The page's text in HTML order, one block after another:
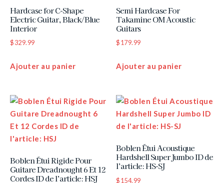
Hardcase for C-Shape
Electric Guitar, Black/Blue
Interior
$329.99
Ajouter au panier
Semi Hardcase For
Takamine OM Acoustic
Guitars
$179.99
Ajouter au panier
Boblen Étui Rigide Pour
Guitare Dreadnought 6 Et 12
Cordes ID de l’article: HSJ
Boblen Étui Acoustique
Hardshell Super Jumbo ID de
l’article: HS-SJ
$154.99